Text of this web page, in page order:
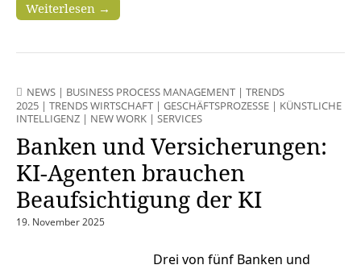
Weiterlesen →
NEWS | BUSINESS PROCESS MANAGEMENT | TRENDS
2025 | TRENDS WIRTSCHAFT | GESCHÄFTSPROZESSE | KÜNSTLICHE
INTELLIGENZ | NEW WORK | SERVICES
Banken und Versicherungen:
KI-Agenten brauchen
Beaufsichtigung der KI
19. November 2025
Drei von fünf Banken und